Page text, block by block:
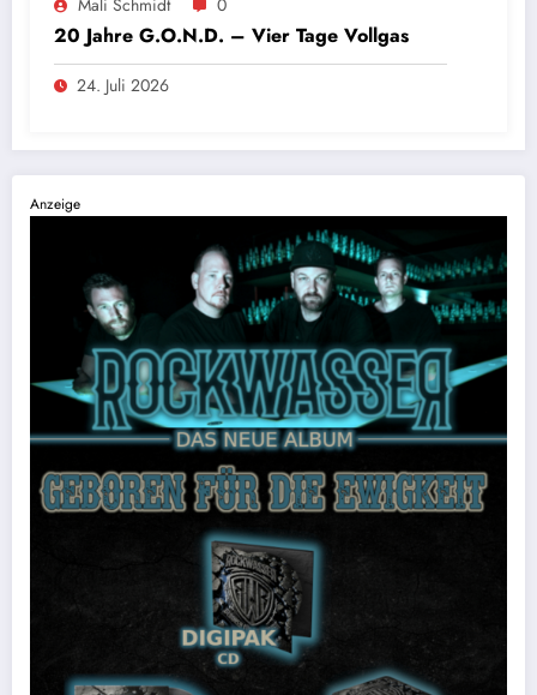
Mali Schmidt 0
20 Jahre G.O.N.D. – Vier Tage Vollgas
24. Juli 2026
Anzeige